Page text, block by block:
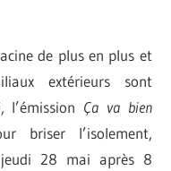
de plus en plus et
extérieurs sont
l’émission Ça va bien
briser l’isolement,
28 mai après 8